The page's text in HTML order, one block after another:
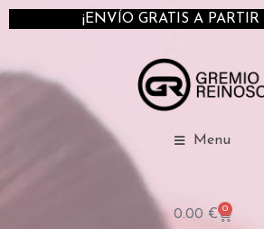
0.00 € 0
Menu
¡ENVÍO GRATIS A